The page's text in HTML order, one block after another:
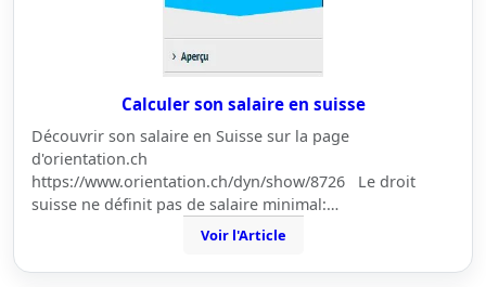
Calculer son salaire en suisse
Découvrir son salaire en Suisse sur la page
d'orientation.ch
https://www.orientation.ch/dyn/show/8726 Le droit
suisse ne définit pas de salaire minimal:…
Voir l'Article